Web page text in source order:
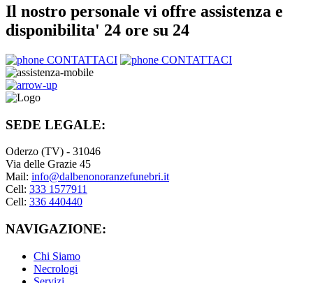
Il nostro personale vi offre assistenza e
disponibilita' 24 ore su 24
CONTATTACI CONTATTACI
SEDE LEGALE:
Oderzo (TV) - 31046
Via delle Grazie 45
Mail: info@dalbenonoranzefunebri.it
Cell: 333 1577911
Cell: 336 440440
NAVIGAZIONE:
Chi Siamo
Necrologi